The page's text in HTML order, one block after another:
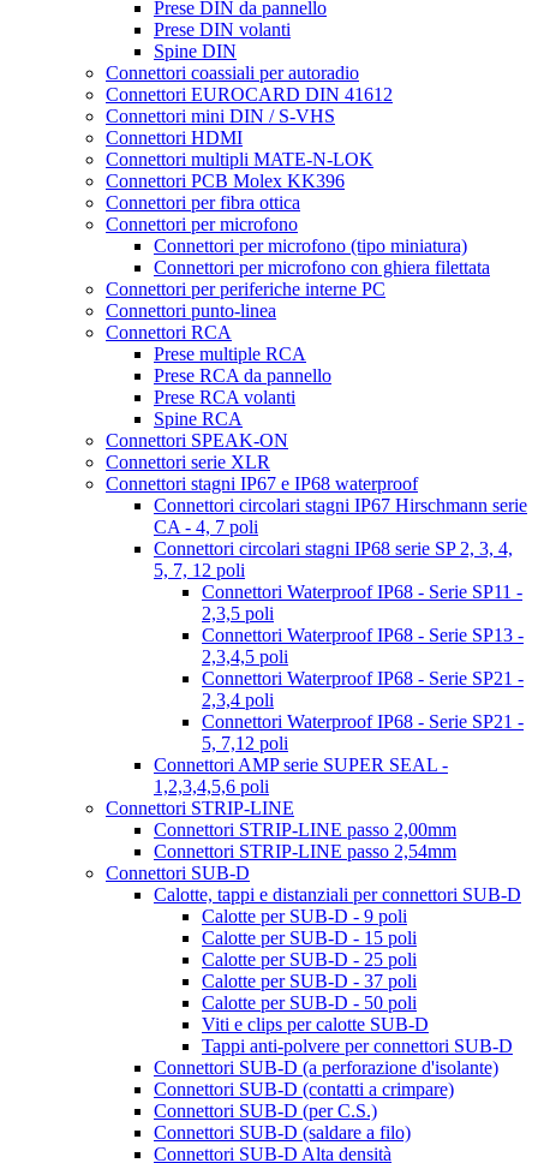
Prese DIN da pannello
Prese DIN volanti
Spine DIN
Connettori coassiali per autoradio
Connettori EUROCARD DIN 41612
Connettori mini DIN / S-VHS
Connettori HDMI
Connettori multipli MATE-N-LOK
Connettori PCB Molex KK396
Connettori per fibra ottica
Connettori per microfono
Connettori per microfono (tipo miniatura)
Connettori per microfono con ghiera filettata
Connettori per periferiche interne PC
Connettori punto-linea
Connettori RCA
Prese multiple RCA
Prese RCA da pannello
Prese RCA volanti
Spine RCA
Connettori SPEAK-ON
Connettori serie XLR
Connettori stagni IP67 e IP68 waterproof
Connettori circolari stagni IP67 Hirschmann serie
CA - 4, 7 poli
Connettori circolari stagni IP68 serie SP 2, 3, 4,
5, 7, 12 poli
Connettori Waterproof IP68 - Serie SP11 -
2,3,5 poli
Connettori Waterproof IP68 - Serie SP13 -
2,3,4,5 poli
Connettori Waterproof IP68 - Serie SP21 -
2,3,4 poli
Connettori Waterproof IP68 - Serie SP21 -
5, 7,12 poli
Connettori AMP serie SUPER SEAL -
1,2,3,4,5,6 poli
Connettori STRIP-LINE
Connettori STRIP-LINE passo 2,00mm
Connettori STRIP-LINE passo 2,54mm
Connettori SUB-D
Calotte, tappi e distanziali per connettori SUB-D
Calotte per SUB-D - 9 poli
Calotte per SUB-D - 15 poli
Calotte per SUB-D - 25 poli
Calotte per SUB-D - 37 poli
Calotte per SUB-D - 50 poli
Viti e clips per calotte SUB-D
Tappi anti-polvere per connettori SUB-D
Connettori SUB-D (a perforazione d'isolante)
Connettori SUB-D (contatti a crimpare)
Connettori SUB-D (per C.S.)
Connettori SUB-D (saldare a filo)
Connettori SUB-D Alta densità